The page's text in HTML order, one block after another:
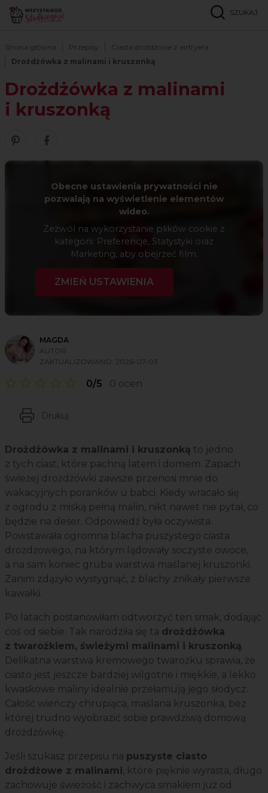
SZUKAJ
Strona główna Przepisy
Ciasta drożdżowe z airfryera
Drożdżówka z malinami i kruszonką
Drożdżówka z malinami
i kruszonką
Zobacz nasze piny w serwisie Pinterest
Udostępnij ten przepis w serwisie Facebook
Obecne ustawienia prywatności nie
pozwalają na wyświetlenie elementów
wideo.
Zezwól na wykorzystanie plików cookie z
kategorii: Preferencje, Statystyki oraz
Marketing, aby obejrzeć film.
ZMIEŃ USTAWIENIA
MAGDA
AUTOR
ZAKTUALIZOWANO: 2026-07-03
0/5 0 ocen
Drukuj
Drożdżówka z malinami i kruszonką to jedno
z tych ciast, które pachną latem i domem. Zapach
świeżej drożdżówki zawsze przenosi mnie do
wakacyjnych poranków u babci. Kiedy wracało się
z ogrodu z miską pełną malin, nikt nawet nie pytał, co
będzie na deser. Odpowiedź była oczywista.
Powstawała ogromna blacha puszystego ciasta
drożdżowego, na którym lądowały soczyste owoce,
a na sam koniec gruba warstwa maślanej kruszonki.
Zanim zdążyło wystygnąć, z blachy znikały pierwsze
kawałki.
Po latach postanowiłam odtworzyć ten smak, dodając
coś od siebie. Tak narodziła się ta drożdżówka
z twarożkiem, świeżymi malinami i kruszonką.
Delikatna warstwa kremowego twarożku sprawia, że
ciasto jest jeszcze bardziej wilgotne i miękkie, a lekko
kwaskowe maliny idealnie przełamują jego słodycz.
Całość wieńczy chrupiąca, maślana kruszonka, bez
której trudno wyobrazić sobie prawdziwą domową
drożdżówkę.
Jeśli szukasz przepisu na puszyste ciasto
drożdżowe z malinami, które pięknie wyrasta, długo
zachowuje świeżość i zachwyca smakiem już od